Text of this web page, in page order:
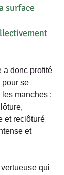
surface
a donc profité
pour se
manches :
et reclôturé
et
qui